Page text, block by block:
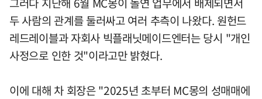
두 사람의 관계를 둘러싸고 여러 추측이 나왔다. 원헌드
레드레이블과 자회사 빅플래닛메이드엔터는 당시 "개인
사정으로 인한 것"이라고만 밝혔다.
이에 대해 차 회장은 "2025년 초부터 MC몽의 성매매에